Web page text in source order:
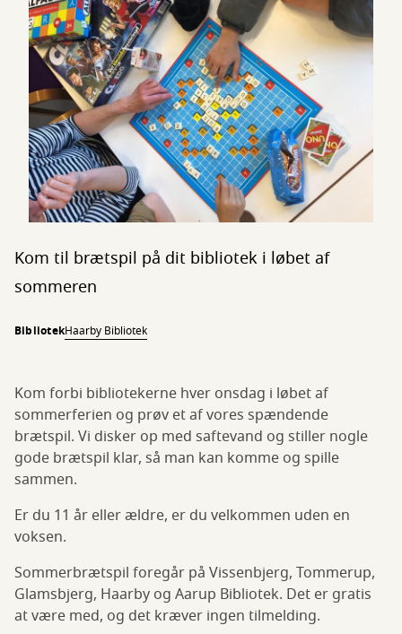
Kom til brætspil på dit bibliotek i løbet af
sommeren
BibliotekHaarby Bibliotek
Kom forbi bibliotekerne hver onsdag i løbet af
sommerferien og prøv et af vores spændende
brætspil. Vi disker op med saftevand og stiller nogle
gode brætspil klar, så man kan komme og spille
sammen.
Er du 11 år eller ældre, er du velkommen uden en
voksen.
Sommerbrætspil foregår på Vissenbjerg, Tommerup,
Glamsbjerg, Haarby og Aarup Bibliotek. Det er gratis
at være med, og det kræver ingen tilmelding.